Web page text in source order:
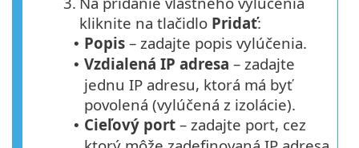
kliknite na tlačidlo Pridať:
• Popis – zadajte popis vylúčenia.
• Vzdialená IP adresa – zadajte
jednu IP adresu, ktorá má byť
povolená (vylúčená z izolácie).
• Cieľový port – zadajte port, cez